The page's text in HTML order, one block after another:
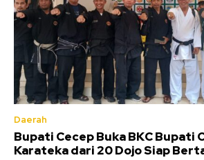
Daerah
Bupati Cecep Buka BKC Bupati
Karateka dari 20 Dojo Siap